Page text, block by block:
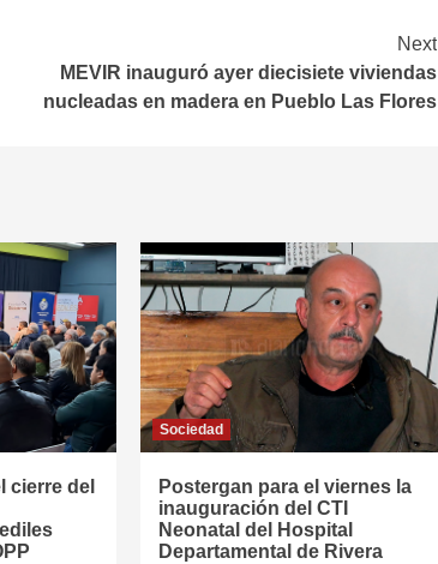
Next
MEVIR inauguró ayer diecisiete viviendas
nucleadas en madera en Pueblo Las Flores
cierre del
Sociedad
Postergan para el viernes la
inauguración del CTI
Neonatal del Hospital
Departamental de Rivera